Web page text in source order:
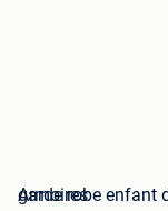
garde robe enfant dans Chambre d'enfant | Commodes & Armoires